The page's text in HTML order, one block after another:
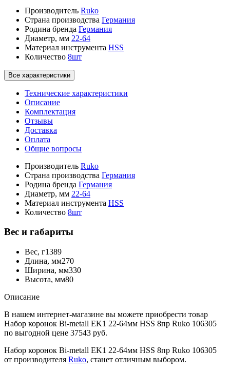
Производитель Ruko
Страна производства Германия
Родина бренда Германия
Диаметр, мм 22-64
Материал инструмента HSS
Количество 8шт
Все характеристики
Технические характеристики
Описание
Комплектация
Отзывы
Доставка
Оплата
Общие вопросы
Производитель Ruko
Страна производства Германия
Родина бренда Германия
Диаметр, мм 22-64
Материал инструмента HSS
Количество 8шт
Вес и габариты
Вес, г1389
Длина, мм270
Ширина, мм330
Высота, мм80
Описание
В нашем интернет-магазине вы можете приобрести товар
Набор коронок Bi-metall EK1 22-64мм HSS 8пр Ruko 106305
по выгодной цене 37543 руб.
Набор коронок Bi-metall EK1 22-64мм HSS 8пр Ruko 106305
от производителя Ruko, станет отличным выбором.